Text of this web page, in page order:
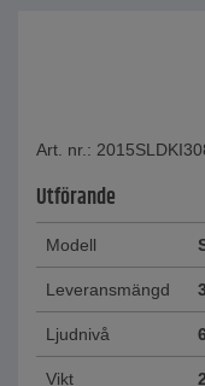
Art. nr.:
Utförande
Modell
Leveransmängd
Ljudnivå
Vikt